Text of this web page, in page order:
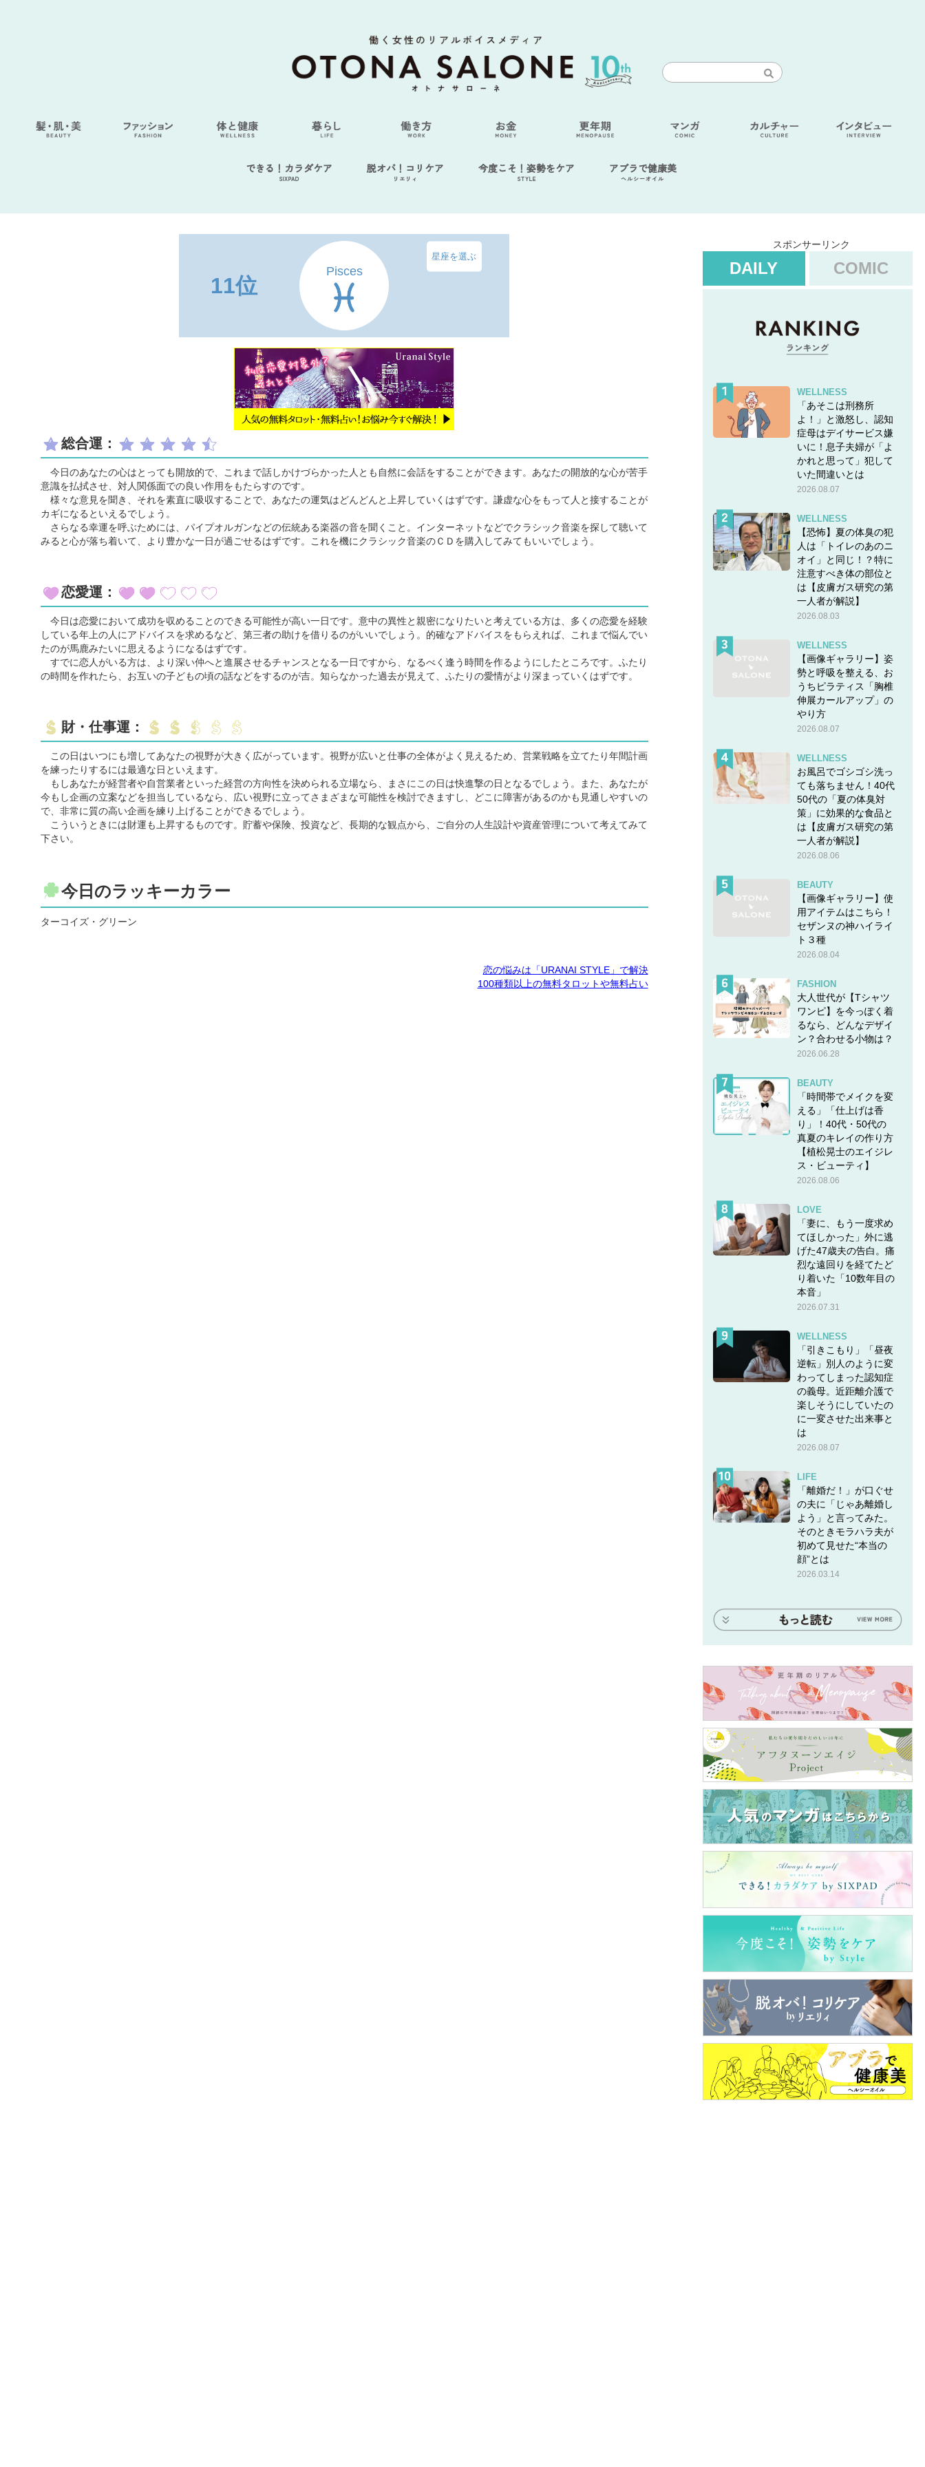
できる！カラダケア
SIXPAD
脱オバ！コリケア
リエリィ
今度こそ！姿勢をケア
STYLE
アブラで健康美
ヘルシーオイル
11位
Pisces
星座を選ぶ
総合運：
今日のあなたの心はとっても開放的で、これまで話しかけづらかった人とも自然に会話をすることができます。あなたの開放的な心が苦手
意識を払拭させ、対人関係面での良い作用をもたらすのです。
様々な意見を聞き、それを素直に吸収することで、あなたの運気はどんどんと上昇していくはずです。謙虚な心をもって人と接することが
カギになるといえるでしょう。
さらなる幸運を呼ぶためには、パイプオルガンなどの伝統ある楽器の音を聞くこと。インターネットなどでクラシック音楽を探して聴いて
みると心が落ち着いて、より豊かな一日が過ごせるはずです。これを機にクラシック音楽のＣＤを購入してみてもいいでしょう。
恋愛運：
今日は恋愛において成功を収めることのできる可能性が高い一日です。意中の異性と親密になりたいと考えている方は、多くの恋愛を経験
している年上の人にアドバイスを求めるなど、第三者の助けを借りるのがいいでしょう。的確なアドバイスをもらえれば、これまで悩んでい
たのが馬鹿みたいに思えるようになるはずです。
すでに恋人がいる方は、より深い仲へと進展させるチャンスとなる一日ですから、なるべく逢う時間を作るようにしたところです。ふたり
の時間を作れたら、お互いの子どもの頃の話などをするのが吉。知らなかった過去が見えて、ふたりの愛情がより深まっていくはずです。
財・仕事運：
この日はいつにも増してあなたの視野が大きく広がっています。視野が広いと仕事の全体がよく見えるため、営業戦略を立てたり年間計画
を練ったりするには最適な日といえます。
もしあなたが経営者や自営業者といった経営の方向性を決められる立場なら、まさにこの日は快進撃の日となるでしょう。また、あなたが
今もし企画の立案などを担当しているなら、広い視野に立ってさまざまな可能性を検討できますし、どこに障害があるのかも見通しやすいの
で、非常に質の高い企画を練り上げることができるでしょう。
こういうときには財運も上昇するものです。貯蓄や保険、投資など、長期的な観点から、ご自分の人生設計や資産管理について考えてみて
下さい。
今日のラッキーカラー
ターコイズ・グリーン
恋の悩みは「URANAI STYLE」で解決
100種類以上の無料タロットや無料占い
スポンサーリンク
DAILY COMIC
WELLNESS
「あそこは刑務所
よ！」と激怒し、認知
症母はデイサービス嫌
いに！息子夫婦が「よ
かれと思って」犯して
いた間違いとは
2026.08.07
WELLNESS
【恐怖】夏の体臭の犯
人は「トイレのあのニ
オイ」と同じ！？特に
注意すべき体の部位と
は【皮膚ガス研究の第
一人者が解説】
2026.08.03
WELLNESS
【画像ギャラリー】姿
勢と呼吸を整える、お
うちピラティス「胸椎
伸展カールアップ」の
やり方
2026.08.07
WELLNESS
お風呂でゴシゴシ洗っ
ても落ちません！40代
50代の「夏の体臭対
策」に効果的な食品と
は【皮膚ガス研究の第
一人者が解説】
2026.08.06
BEAUTY
【画像ギャラリー】使
用アイテムはこちら！
セザンヌの神ハイライ
ト３種
2026.08.04
FASHION
大人世代が【Tシャツ
ワンピ】を今っぽく着
るなら、どんなデザイ
ン？合わせる小物は？
2026.06.28
BEAUTY
「時間帯でメイクを変
える」「仕上げは香
り」！40代・50代の
真夏のキレイの作り方
【植松晃士のエイジレ
ス・ビューティ】
2026.08.06
LOVE
「妻に、もう一度求め
てほしかった」外に逃
げた47歳夫の告白。痛
烈な遠回りを経てたど
り着いた「10数年目の
本音」
2026.07.31
WELLNESS
「引きこもり」「昼夜
逆転」別人のように変
わってしまった認知症
の義母。近距離介護で
楽しそうにしていたの
に一変させた出来事と
は
2026.08.07
LIFE
「離婚だ！」が口ぐせ
の夫に「じゃあ離婚し
よう」と言ってみた。
そのときモラハラ夫が
初めて見せた“本当の
顔”とは
2026.03.14